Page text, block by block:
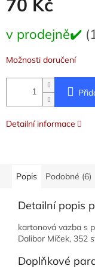
70 Kč
cena:
v prodejně✔️
Možnosti doručení
Detailní informace
Popis Podobné (6)
Detailní popis
kartonová vazba s
Dalibor Míček, 352
Doplňkové